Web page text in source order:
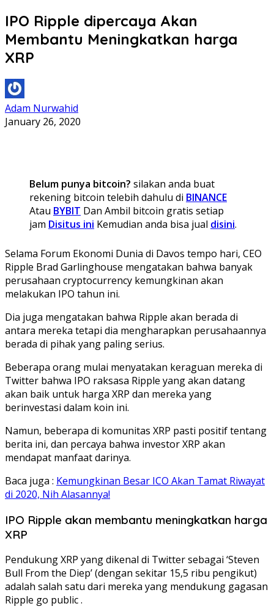
IPO Ripple dipercaya Akan
Membantu Meningkatkan harga
XRP
Adam Nurwahid
January 26, 2020
Belum punya bitcoin? silakan anda buat
rekening bitcoin telebih dahulu di BINANCE
Atau BYBIT Dan Ambil bitcoin gratis setiap
jam Disitus ini Kemudian anda bisa jual disini.
Selama Forum Ekonomi Dunia di Davos tempo hari, CEO
Ripple Brad Garlinghouse mengatakan bahwa banyak
perusahaan cryptocurrency kemungkinan akan
melakukan IPO tahun ini.
Dia juga mengatakan bahwa Ripple akan berada di
antara mereka tetapi dia mengharapkan perusahaannya
berada di pihak yang paling serius.
Beberapa orang mulai menyatakan keraguan mereka di
Twitter bahwa IPO raksasa Ripple yang akan datang
akan baik untuk harga XRP dan mereka yang
berinvestasi dalam koin ini.
Namun, beberapa di komunitas XRP pasti positif tentang
berita ini, dan percaya bahwa investor XRP akan
mendapat manfaat darinya.
Baca juga : Kemungkinan Besar ICO Akan Tamat Riwayat
di 2020, Nih Alasannya!
IPO Ripple akan membantu meningkatkan harga
XRP
Pendukung XRP yang dikenal di Twitter sebagai ‘Steven
Bull From the Diep’ (dengan sekitar 15,5 ribu pengikut)
adalah salah satu dari mereka yang mendukung gagasan
Ripple go public .